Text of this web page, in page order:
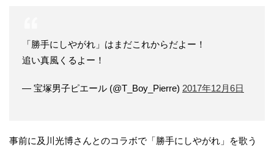
「勝手にしやがれ」はまだこれからだよー！
追い真風くるよー！
— 宝塚男子ピエール (@T_Boy_Pierre) 2017年12月6日
事前に及川光博さんとのコラボで「勝手にしやがれ」を歌う